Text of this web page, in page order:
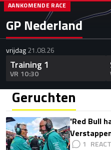
GP Nederland
AANKOMENDE RACE
vrijdag21.08.26
Training 1
VR 10:30
Geruchten
'Red Bull
1